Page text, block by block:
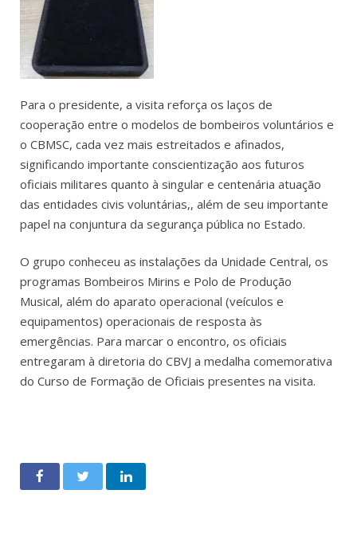
Para o presidente, a visita reforça os laços de
cooperação entre o modelos de bombeiros voluntários e
o CBMSC, cada vez mais estreitados e afinados,
significando importante conscientização aos futuros
oficiais militares quanto à singular e centenária atuação
das entidades civis voluntárias,, além de seu importante
papel na conjuntura da segurança pública no Estado.
O grupo conheceu as instalações da Unidade Central, os
programas Bombeiros Mirins e Polo de Produção
Musical, além do aparato operacional (veículos e
equipamentos) operacionais de resposta às
emergências. Para marcar o encontro, os oficiais
entregaram à diretoria do CBVJ a medalha comemorativa
do Curso de Formação de Oficiais presentes na visita.